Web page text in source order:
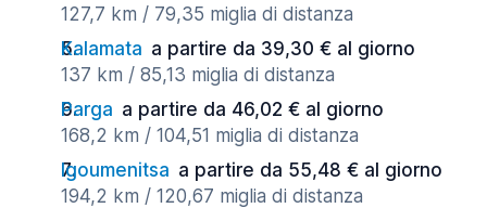
127,7 km / 79,35 miglia di distanza
Kalamata a partire da 39,30 € al giorno
137 km / 85,13 miglia di distanza
Parga a partire da 46,02 € al giorno
168,2 km / 104,51 miglia di distanza
Igoumenitsa a partire da 55,48 € al giorno
194,2 km / 120,67 miglia di distanza